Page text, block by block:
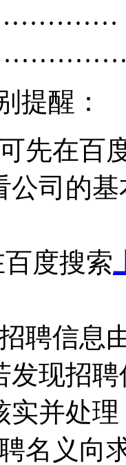
提醒：
先在百
公司的
度搜索
聘信息
发现招
实并处理
名义向